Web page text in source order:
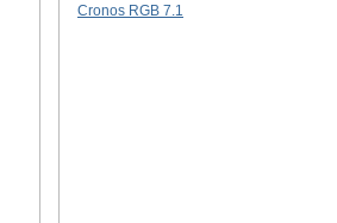
Cronos RGB 7.1